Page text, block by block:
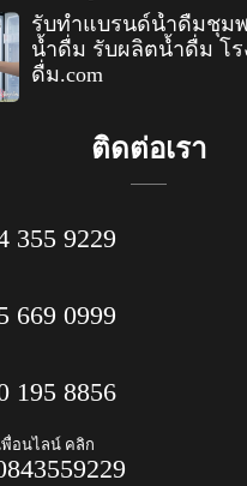
รับทำแบรนด์น้ำดื่มชุม
น้ำดื่ม รับผลิตน้ำดื่ม โร
ดื่ม.com
ติดต่อเรา
355 9229
669 0999
195 8856
พื่อนไลน์ คลิก